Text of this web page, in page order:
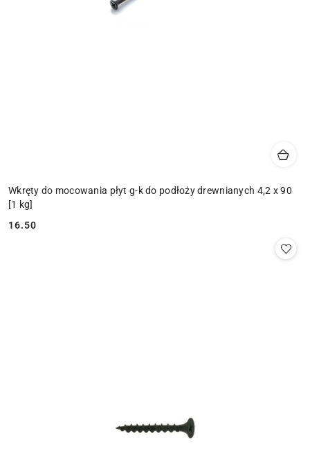
Wkręty do mocowania płyt g-k do podłoży drewnianych 4,2 x 90
[1 kg]
Cena:
16.50